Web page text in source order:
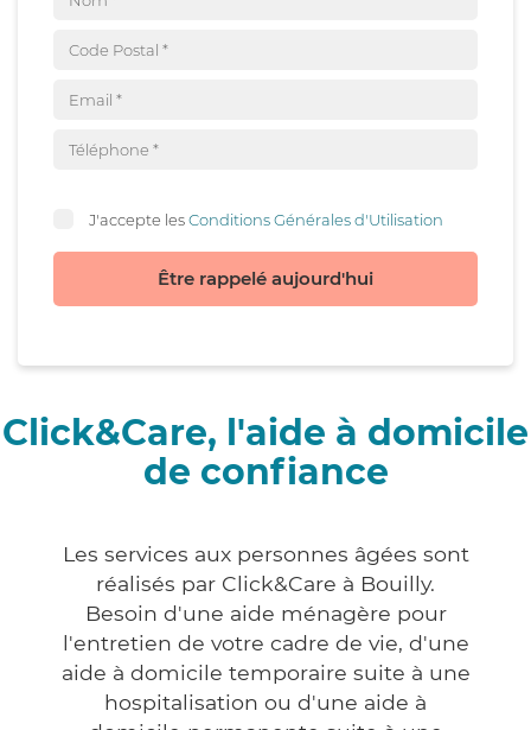
J'accepte lesConditions Générales d'Utilisation
Être rappelé aujourd'hui
Click&Care, l'aide à domicile
de confiance
Les services aux personnes âgées sont
réalisés par Click&Care à Bouilly.
Besoin d'une aide ménagère pour
l'entretien de votre cadre de vie, d'une
aide à domicile temporaire suite à une
hospitalisation ou d'une aide à